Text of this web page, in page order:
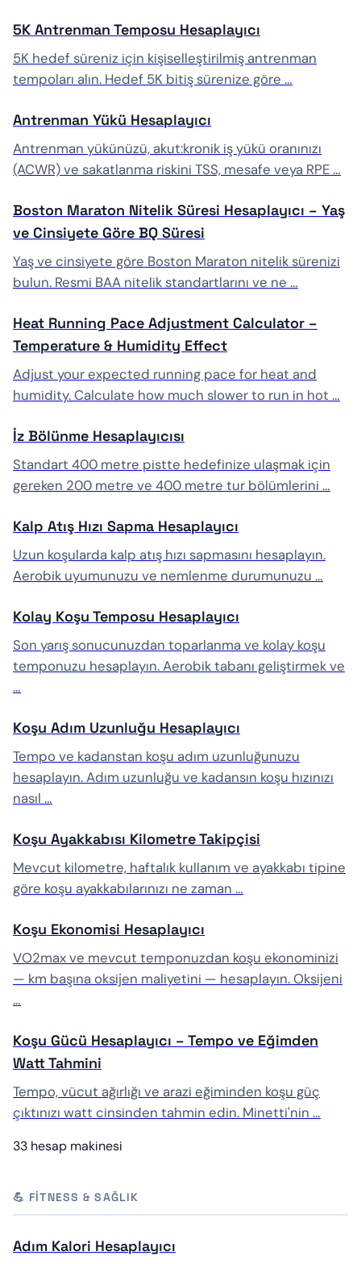
5K Antrenman Temposu Hesaplayıcı
5K hedef süreniz için kişiselleştirilmiş antrenman
tempoları alın. Hedef 5K bitiş sürenize göre …
Antrenman Yükü Hesaplayıcı
Antrenman yükünüzü, akut:kronik iş yükü oranınızı
(ACWR) ve sakatlanma riskini TSS, mesafe veya RPE …
Boston Maraton Nitelik Süresi Hesaplayıcı – Yaş
ve Cinsiyete Göre BQ Süresi
Yaş ve cinsiyete göre Boston Maraton nitelik sürenizi
bulun. Resmi BAA nitelik standartlarını ve ne …
Heat Running Pace Adjustment Calculator –
Temperature & Humidity Effect
Adjust your expected running pace for heat and
humidity. Calculate how much slower to run in hot …
İz Bölünme Hesaplayıcısı
Standart 400 metre pistte hedefinize ulaşmak için
gereken 200 metre ve 400 metre tur bölümlerini …
Kalp Atış Hızı Sapma Hesaplayıcı
Uzun koşularda kalp atış hızı sapmasını hesaplayın.
Aerobik uyumunuzu ve nemlenme durumunuzu …
Kolay Koşu Temposu Hesaplayıcı
Son yarış sonucunuzdan toparlanma ve kolay koşu
temponuzu hesaplayın. Aerobik tabanı geliştirmek ve
…
Koşu Adım Uzunluğu Hesaplayıcı
Tempo ve kadanstan koşu adım uzunluğunuzu
hesaplayın. Adım uzunluğu ve kadansın koşu hızınızı
nasıl …
Koşu Ayakkabısı Kilometre Takipçisi
Mevcut kilometre, haftalık kullanım ve ayakkabı tipine
göre koşu ayakkabılarınızı ne zaman …
Koşu Ekonomisi Hesaplayıcı
VO2max ve mevcut temponuzdan koşu ekonominizi
— km başına oksijen maliyetini — hesaplayın. Oksijeni
…
Koşu Gücü Hesaplayıcı – Tempo ve Eğimden
Watt Tahmini
Tempo, vücut ağırlığı ve arazi eğiminden koşu güç
çıktınızı watt cinsinden tahmin edin. Minetti'nin …
33 hesap makinesi
💪 FITNESS & SAĞLIK
Adım Kalori Hesaplayıcı